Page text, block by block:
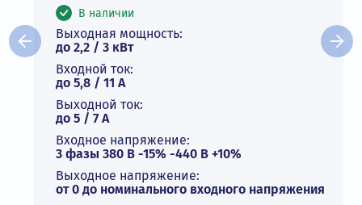
В наличии
Выходная мощность:
до 2,2 / 3 кВт
Входной ток:
до 5,8 / 11 А
Выходной ток:
до 5 / 7 A
Входное напряжение:
3 фазы 380 В -15% -440 В +10%
Выходное напряжение:
от 0 до номинального входного напряжения